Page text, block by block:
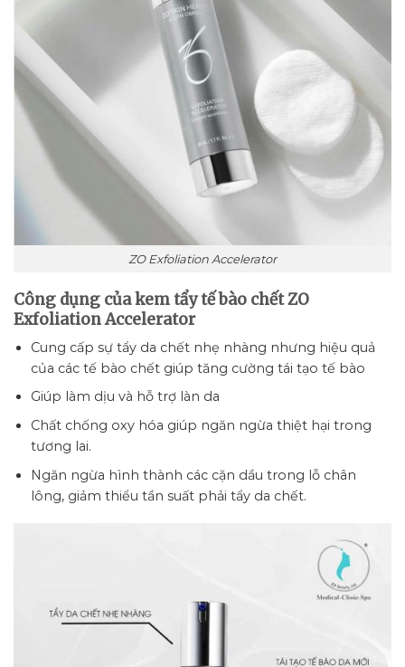
ZO Exfoliation Accelerator
Công dụng của kem tẩy tế bào chết ZO
Exfoliation Accelerator
Cung cấp sự tẩy da chết nhẹ nhàng nhưng hiệu quả
của các tế bào chết giúp tăng cường tái tạo tế bào
Giúp làm dịu và hỗ trợ làn da
Chất chống oxy hóa giúp ngăn ngừa thiệt hại trong
tương lai.
Ngăn ngừa hình thành các cặn dầu trong lỗ chân
lông, giảm thiểu tần suất phải tẩy da chết.